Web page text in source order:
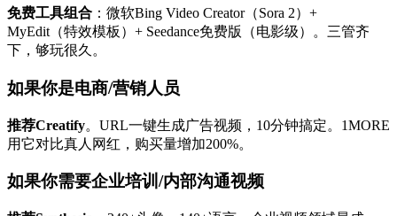
免费工具组合 ：微软Bing Video Creator（Sora 2）+
MyEdit（特效模板）+ Seedance免费版（电影级）。三管齐
下，够玩很久。
如果你是电商/营销人员
推荐Creatify。URL一键生成广告视频，10分钟搞定。1MORE
用它对比真人网红，购买量增加200%。
如果你需要企业培训/内部沟通视频